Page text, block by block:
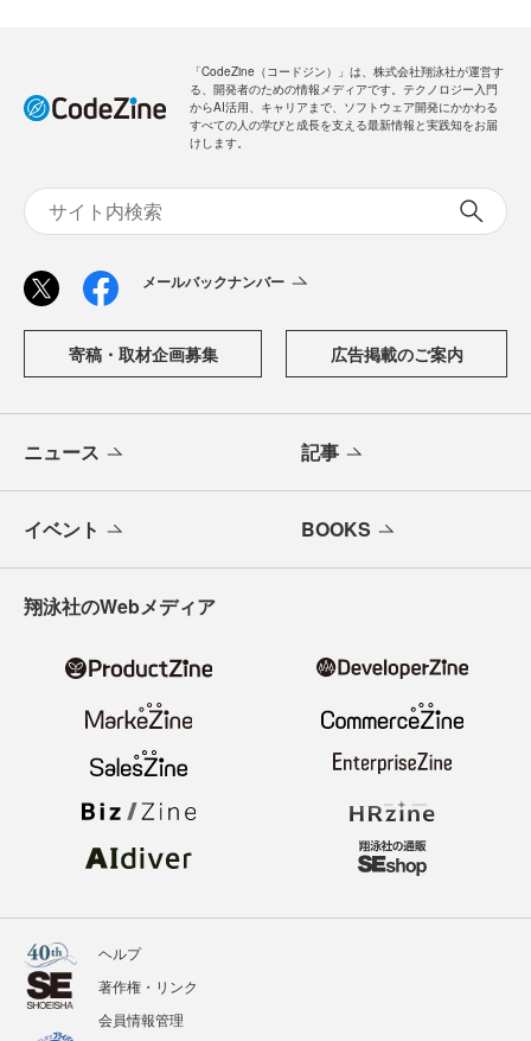
「CodeZine（コードジン）」は、株式会社翔泳社が運営す
る、開発者のための情報メディアです。テクノロジー入門
からAI活用、キャリアまで、ソフトウェア開発にかかわる
すべての人の学びと成長を支える最新情報と実践知をお届
けします。
メールバックナンバー
寄稿・取材企画募集 広告掲載のご案内
ニュース 記事
イベント BOOKS
翔泳社のWebメディア
ヘルプ
著作権・リンク
会員情報管理